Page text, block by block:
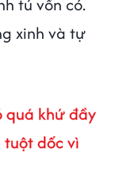
xinh và tự
quá khứ đầy
dốc vì